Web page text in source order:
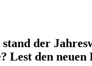
der
Lest den